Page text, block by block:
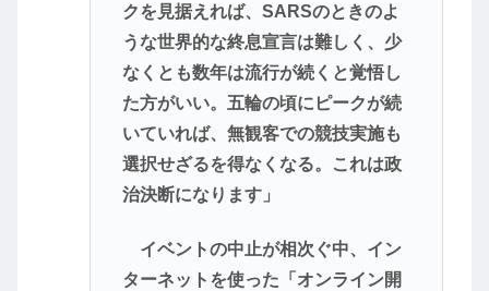
クを見据えれば、SARSのときのよ
うな世界的な終息宣言は難しく、少
なくとも数年は流行が続くと覚悟し
た方がいい。五輪の頃にピークが続
いていれば、無観客での競技実施も
選択せざるを得なくなる。これは政
治決断になります」
イベントの中止が相次ぐ中、イン
ターネットを使った「オンライン開